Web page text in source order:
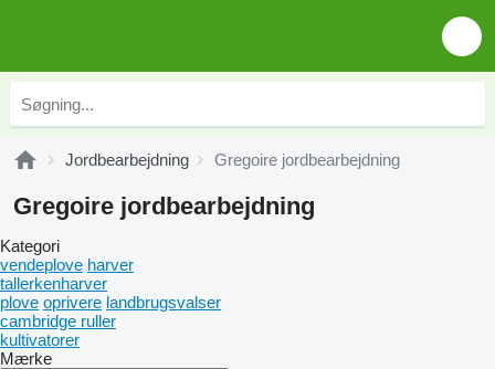
Jordbearbejdning Gregoire jordbearbejdning
Gregoire jordbearbejdning
Kategori
vendeplove harver
tallerkenharver
plove oprivere landbrugsvalser
cambridge ruller
kultivatorer
Mærke